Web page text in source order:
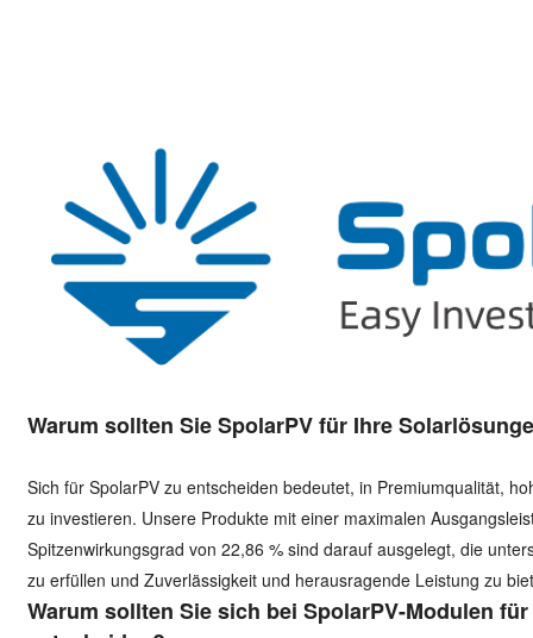
Warum sollten Sie SpolarPV für Ihre
Sich für SpolarPV zu entscheiden bedeutet, in Premiumqualität,
zu investieren. Unsere Produkte mit einer maximalen
Spitzenwirkungsgrad von 22,86 % sind darauf ausgelegt, die
zu erfüllen und Zuverlässigkeit und herausragende Leistung zu
Warum sollten Sie sich bei SpolarPV-Modulen